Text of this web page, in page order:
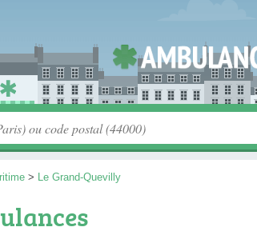
> Le Grand-Quevilly